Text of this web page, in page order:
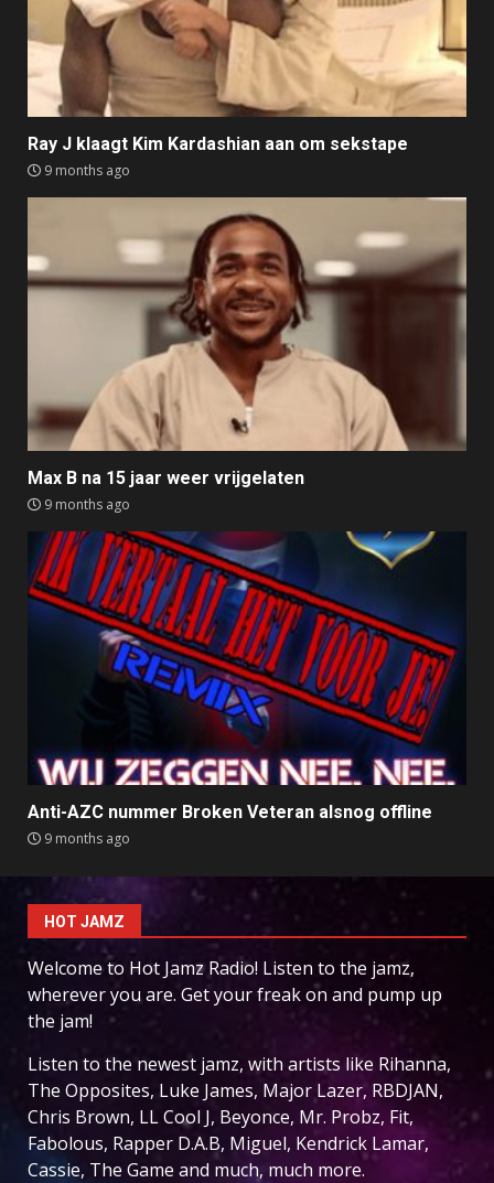
Ray J klaagt Kim Kardashian aan om sekstape
9 months ago
Max B na 15 jaar weer vrijgelaten
9 months ago
Anti-AZC nummer Broken Veteran alsnog offline
9 months ago
HOT JAMZ
Welcome to Hot Jamz Radio! Listen to the jamz,
wherever you are. Get your freak on and pump up
the jam!
Listen to the newest jamz, with artists like Rihanna,
The Opposites, Luke James, Major Lazer, RBDJAN,
Chris Brown, LL Cool J, Beyonce, Mr. Probz, Fit,
Fabolous, Rapper D.A.B, Miguel, Kendrick Lamar,
Cassie, The Game and much, much more.